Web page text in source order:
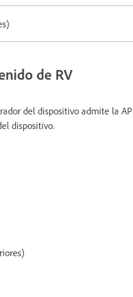
de RV
del dispositivo admite la
dispositivo.